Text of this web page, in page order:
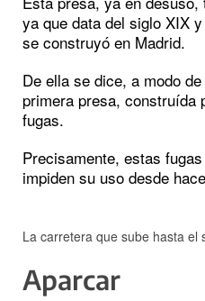
ya que data del siglo XIX
se construyó en Madrid.
De ella se dice, a modo
primera presa, construída
fugas.
Precisamente, estas
impiden su uso desde
La carretera que sube hasta el
Aparcar